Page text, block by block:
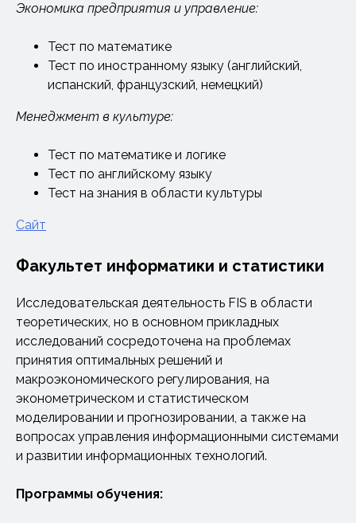
Экономика предприятия и управление:
Тест по математике
Тест по иностранному языку (английский,
испанский, французский, немецкий)
Менеджмент в культуре:
Тест по математике и логике
Тест по английскому языку
Тест на знания в области культуры
Сайт
Факультет информатики и статистики
Исследовательская деятельность FIS в области
теоретических, но в основном прикладных
исследований сосредоточена на проблемах
принятия оптимальных решений и
макроэкономического регулирования, на
эконометрическом и статистическом
моделировании и прогнозировании, а также на
вопросах управления информационными системами
и развитии информационных технологий.
Программы обучения: